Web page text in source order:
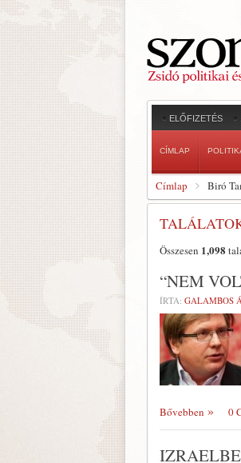
ELŐFIZETÉS
CÍMLAP
Címlap Biró
Összesen 1,098
“NEM
ÍRTA: GALAMBOS
Bővebben 0